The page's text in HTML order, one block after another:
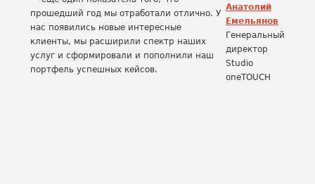
прошедший год мы отработали отлично. У
нас появились новые интересные
клиенты, мы расширили спектр наших
услуг и сформировали и пополнили наш
портфель успешных кейсов.
Анатолий
Емельянов
Генеральный
директор
Studio
oneTOUCH